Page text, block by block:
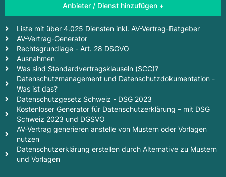
Anbieter / Dienst hinzufügen +
Liste mit über 4.025 Diensten inkl. AV-Vertrag-Ratgeber
AV-Vertrag-Generator
Rechtsgrundlage - Art. 28 DSGVO
Ausnahmen
Was sind Standardvertragsklauseln (SCC)?
Datenschutzmanagement und Datenschutzdokumentation -
Was ist das?
Datenschutzgesetz Schweiz - DSG 2023
Kostenloser Generator für Datenschutzerklärung – mit DSG
Schweiz 2023 und DGSVO
AV-Vertrag generieren anstelle von Mustern oder Vorlagen
nutzen
Datenschutzerklärung erstellen durch Alternative zu Mustern
und Vorlagen